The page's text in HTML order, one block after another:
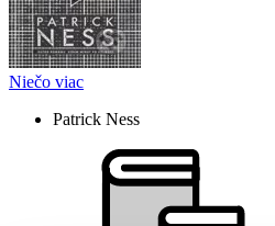
Niečo viac
Patrick Ness